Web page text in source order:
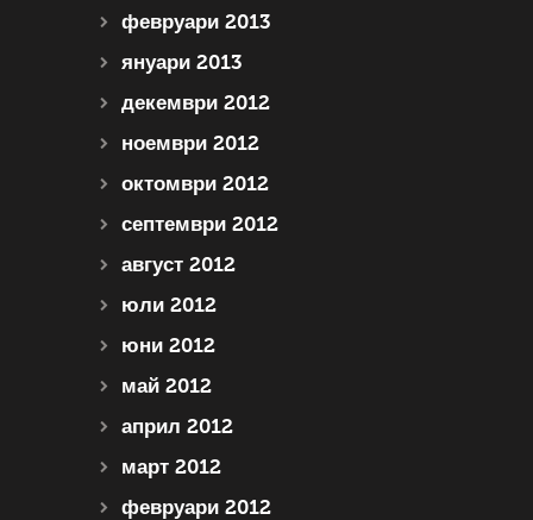
февруари 2013
януари 2013
декември 2012
ноември 2012
октомври 2012
септември 2012
август 2012
юли 2012
юни 2012
май 2012
април 2012
март 2012
февруари 2012